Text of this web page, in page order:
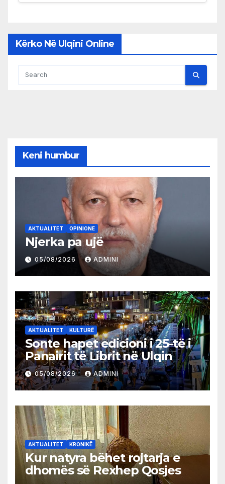
Kërko Në Ulqini Online
Keni humbur
AKTUALITET OPINIONE
Njerka pa ujë
05/08/2026 ADMINI
AKTUALITET KULTURË
Sonte hapet edicioni i 25-të i
Panairit të Librit në Ulqin
05/08/2026 ADMINI
AKTUALITET KRONIKË
Kur natyra bëhet rojtarja e
dhomës së Rexhep Qosjes